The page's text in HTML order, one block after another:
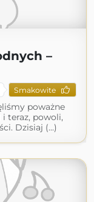
–
Smakowite
poważne
teraz, powoli,
Dzisiaj (...)